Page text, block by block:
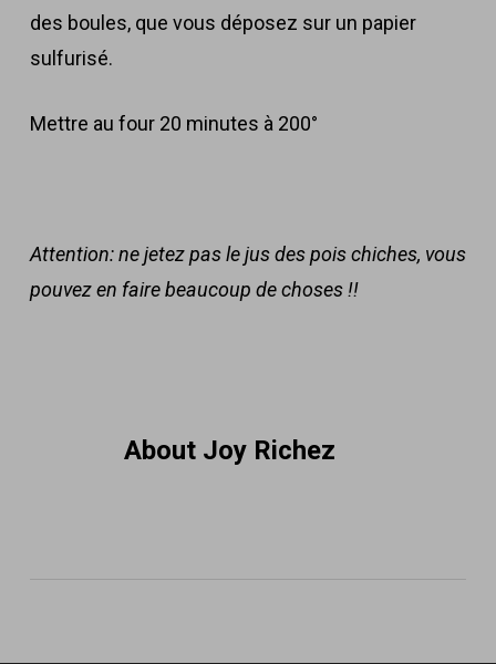
des boules, que vous déposez sur un papier
sulfurisé.
Mettre au four 20 minutes à 200°
Attention: ne jetez pas le jus des pois chiches, vous
pouvez en faire beaucoup de choses !!
AboutJoy Richez